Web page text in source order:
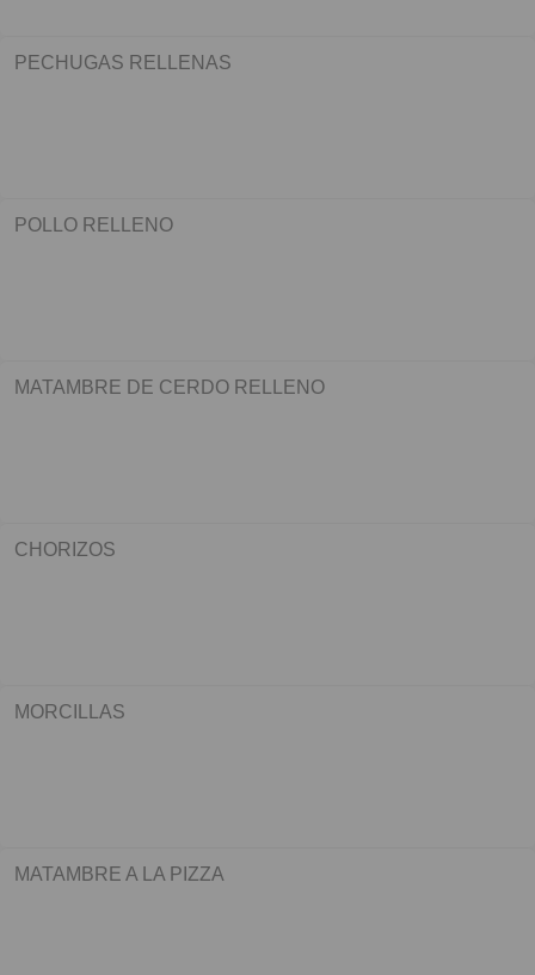
PECHUGAS RELLENAS
POLLO RELLENO
MATAMBRE DE CERDO RELLENO
CHORIZOS
MORCILLAS
MATAMBRE A LA PIZZA